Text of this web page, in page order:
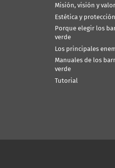
Misión, visión y
Estética y
Porque elegir los
verde
Los principales
Manuales de los
verde
Tutorial